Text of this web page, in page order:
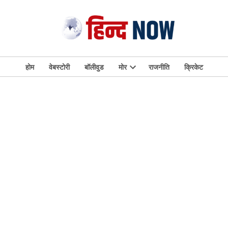
होम वेबस्टोरी बॉलीवुड मोर
Open
राजनीति क्रिकेट